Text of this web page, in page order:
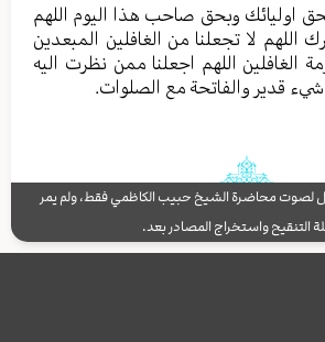
اوليائك وبحق صاحب هذا اليوم اللهم
اللهم لا تجعلنا من الغافلين المبعدين
الغافلين اللهم اجعلنا ممن نظرت اليه
قدير والفاتحة مع الصلوات.
لصوت محاضرة الشيخ حبيب الكاظمي فقط، ولم يمر
التنقيح واستخراج المصادر بعد.